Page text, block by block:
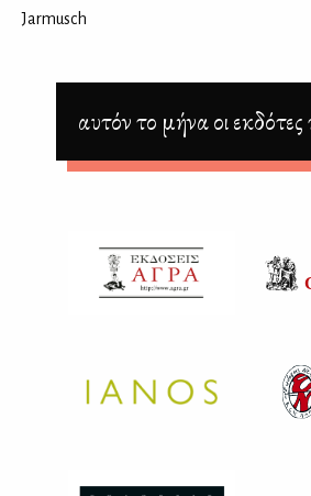
Jarmusch
αυτόν το μήνα οι εκδότες